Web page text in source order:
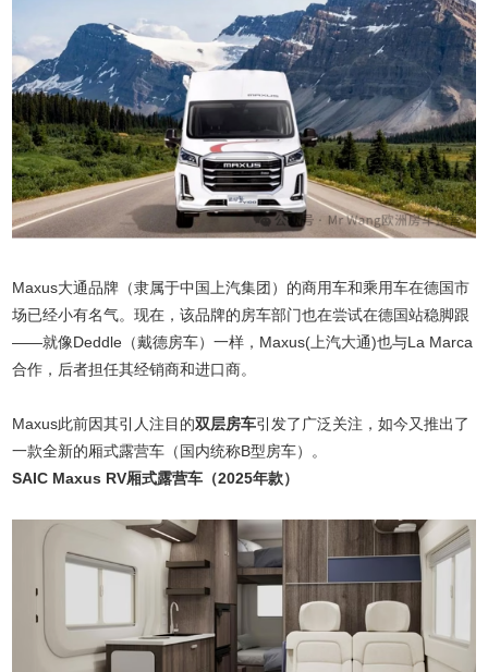
Maxus大通品牌（隶属于中国上汽集团）的商用车和乘用车在德国市
场已经小有名气。现在，该品牌的房车部门也在尝试在德国站稳脚跟
——就像Deddle（戴德房车）一样，Maxus(上汽大通)也与La Marca
合作，后者担任其经销商和进口商。
Maxus此前因其引人注目的双层房车引发了广泛关注，如今又推出了
一款全新的厢式露营车（国内统称B型房车）。
SAIC Maxus RV厢式露营车（2025年款）